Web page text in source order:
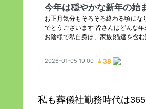
私も葬儀社勤務時代は